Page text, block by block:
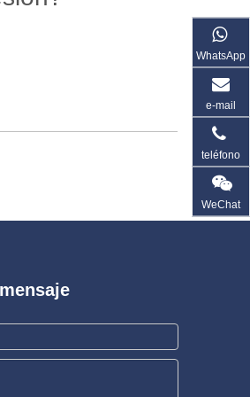
WhatsApp
e-mail
teléfono
WeChat